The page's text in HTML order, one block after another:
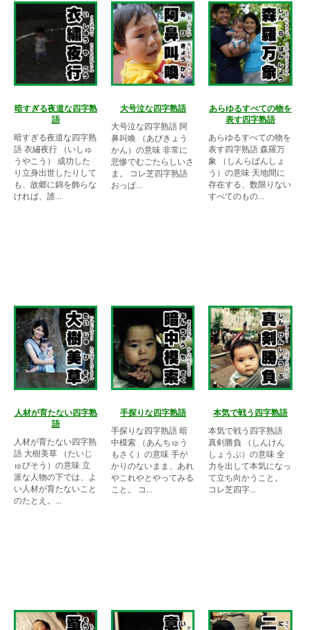
暗すぎる夜道な四字熟
語
暗すぎる夜道な四字熟
語 衣繡夜行 （いしゅ
うやこう） 成功した
り立身出世したりして
も、故郷に錦を飾らな
ければ、誰...
大号泣な四字熟語
大号泣な四字熟語 阿
鼻叫喚 （あびきょう
かん）の意味 非常に
悲惨でむごたらしいさ
ま。 コレ芝四字熟語
おっぱ...
あらゆるすべての物を
表す四字熟語
あらゆるすべての物を
表す四字熟語 森羅万
象 （しんらばんしょ
う）の意味 天地間に
存在する、数限りない
すべてのもの...
人材が育たない四字熟
語
人材が育たない四字熟
語 大樹美草 （たいじ
ゅびそう）の意味 立
派な人物の下では、よ
い人材が育たないこと
のたとえ。...
手探りな四字熟語
手探りな四字熟語 暗
中模索 （あんちゅう
もさく）の意味 手が
かりのないまま、あれ
やこれやとやってみる
こと。 コ...
本気で戦う四字熟語
本気で戦う四字熟語
真剣勝負 （しんけん
しょうぶ）の意味 全
力を出して本気になっ
て立ち向かうこと。
コレ芝四字...